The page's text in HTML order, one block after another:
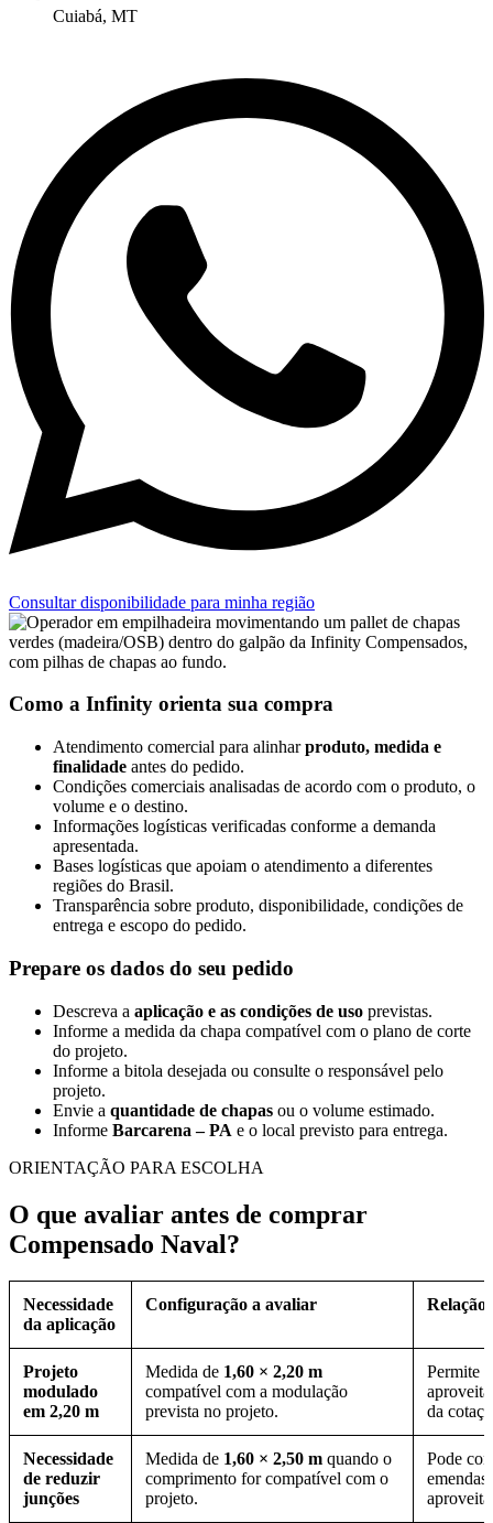
Cuiabá, MT
Consultar disponibilidade para minha região
Como a Infinity orienta sua compra
Atendimento comercial para alinharproduto, medida e
finalidade antes do pedido.
Condições comerciais analisadas de acordo com o produto, o
volume e o destino.
Informações logísticas verificadas conforme a demanda
apresentada.
Bases logísticas que apoiam o atendimento a diferentes
regiões do Brasil.
Transparência sobre produto, disponibilidade, condições de
entrega e escopo do pedido.
Prepare os dados do seu pedido
Descreva a aplicação e as condições de uso previstas.
Informe a medida da chapa compatível com o plano de corte
do projeto.
Informe a bitola desejada ou consulte o responsável pelo
projeto.
Envie a quantidade de chapas ou o volume estimado.
Informe Barcarena – PA e o local previsto para entrega.
ORIENTAÇÃO PARA ESCOLHA
O que avaliar antes de comprar
Compensado Naval?
Necessidade
da aplicação
Configuração a avaliar Relação
Projeto
modulado
em 2,20 m
Medida de 1,60 × 2,20 m
compatível com a modulação
prevista no projeto.
Permite
da
Necessidade
de reduzir
junções
Medida de 1,60 × 2,50 m quando o
comprimento for compatível com o
projeto.
Pode